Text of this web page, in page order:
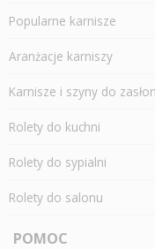
Popularne karnisze
Aranżacje karniszy
Karnisze i szyny do
Rolety do kuchni
Rolety do sypialni
Rolety do salonu
POMOC